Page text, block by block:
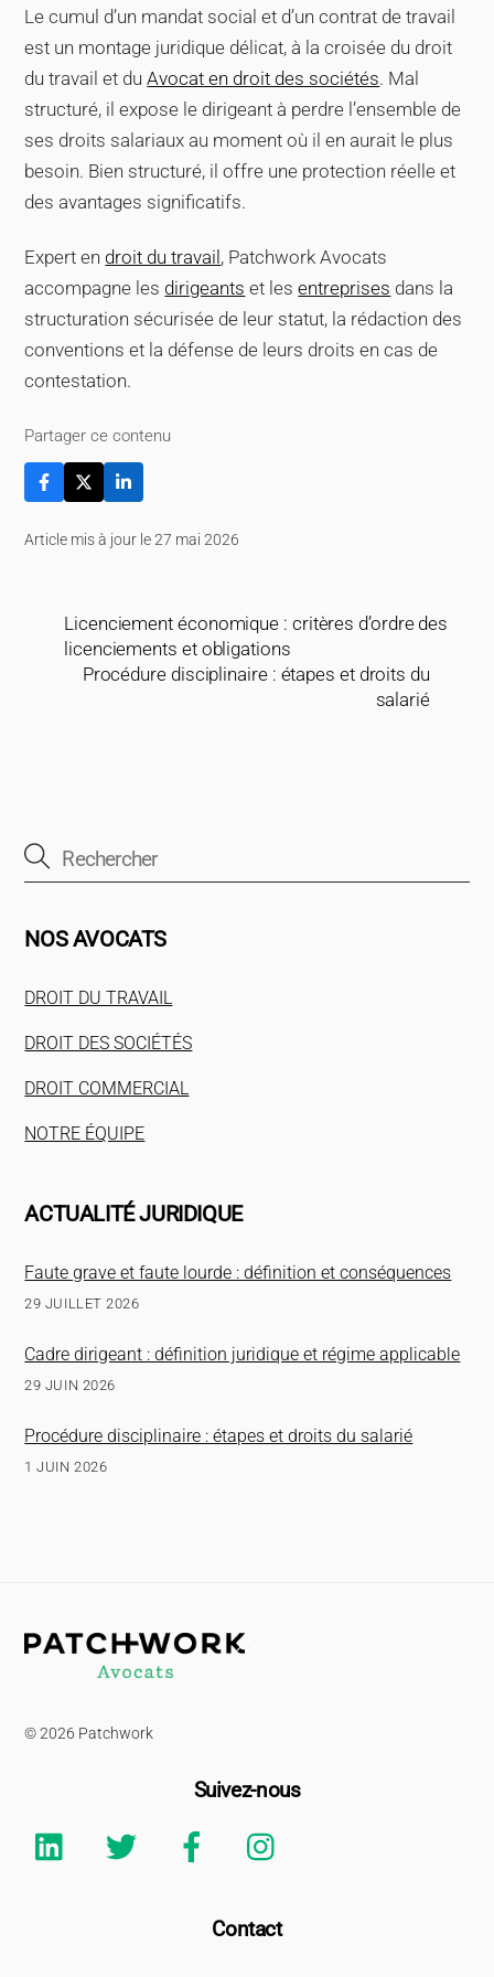
subordination soit effective et traçable (compte-rendus,
instructions écrites, évaluations). Une consultation
préalable d’un avocat en droit du travail et en droit des
sociétés permet d’anticiper les risques et de structurer le
cumul de manière solide.
Le cumul d’un mandat social et d’un contrat de travail
est un montage juridique délicat, à la croisée du droit
du travail et duAvocat en droit des sociétés. Mal
structuré, il expose le dirigeant à perdre l’ensemble de
ses droits salariaux au moment où il en aurait le plus
besoin. Bien structuré, il offre une protection réelle et
des avantages significatifs.
Expert en droit du travail , Patchwork Avocats
accompagne les dirigeants et lesentreprises dans la
structuration sécurisée de leur statut, la rédaction des
conventions et la défense de leurs droits en cas de
contestation.
Partager ce contenu
Article mis à jour le 27 mai 2026
Licenciement économique : critères d’ordre des
licenciements et obligations
Procédure disciplinaire : étapes et droits du
salarié
NOS AVOCATS
DROIT DU TRAVAIL
DROIT DES SOCIÉTÉS
DROIT COMMERCIAL
NOTRE ÉQUIPE
ACTUALITÉ JURIDIQUE
Faute grave et faute lourde : définition et conséquences
29 JUILLET 2026
Cadre dirigeant : définition juridique et régime applicable
29 JUIN 2026
Procédure disciplinaire : étapes et droits du salarié
1 JUIN 2026
© 2026 Patchwork
Suivez-nous
Linkedin Twitter Facebook
Contact